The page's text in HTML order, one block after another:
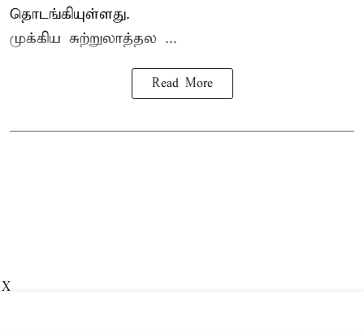
தொடங்கியுள்ளது.
முக்கிய சுற்றுலாத்தல ...
Read More
X